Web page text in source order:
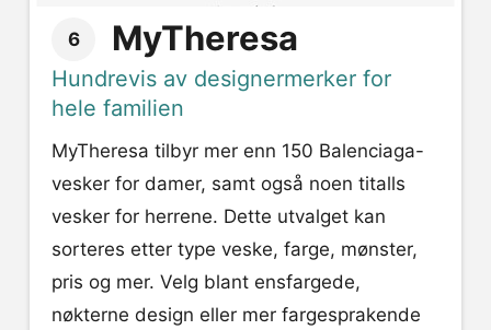
6 MyTheresa
Hundrevis av designermerker for
hele familien
MyTheresa tilbyr mer enn 150 Balenciaga-
vesker for damer, samt også noen titalls
vesker for herrene. Dette utvalget kan
sorteres etter type veske, farge, mønster,
pris og mer. Velg blant ensfargede,
nøkterne design eller mer fargesprakende